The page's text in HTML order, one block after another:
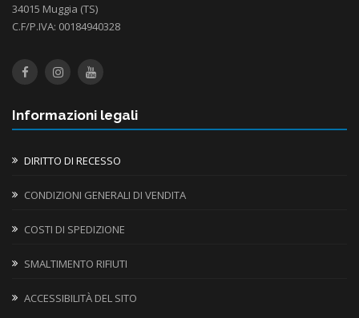
34015 Muggia (TS)
C.F/P.IVA: 00184940328
Informazioni legali
DIRITTO DI RECESSO
CONDIZIONI GENERALI DI VENDITA
COSTI DI SPEDIZIONE
SMALTIMENTO RIFIUTI
ACCESSIBILITÀ DEL SITO